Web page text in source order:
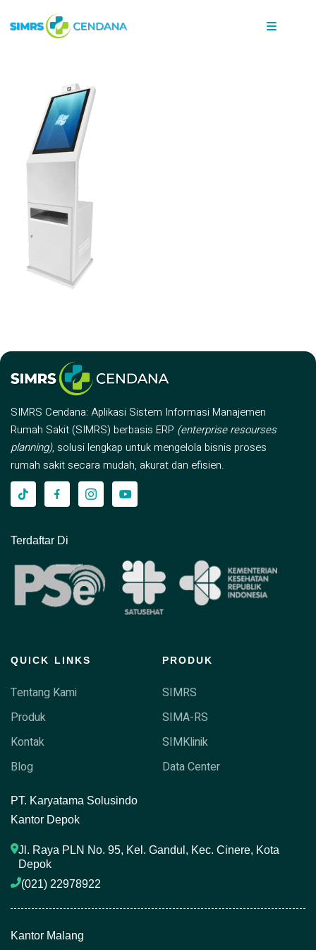
SIMRS Cendana: Aplikasi Sistem Informasi Manajemen
Rumah Sakit (SIMRS) berbasis ERP (enterprise resourses
planning), solusi lengkap untuk mengelola bisnis proses
rumah sakit secara mudah, akurat dan efisien.
Terdaftar Di
QUICK LINKS
Tentang Kami
Produk
Kontak
Blog
PRODUK
SIMRS
SIMA-RS
SIMKlinik
Data Center
PT. Karyatama Solusindo
Kantor Depok
Jl. Raya PLN No. 95, Kel. Gandul, Kec. Cinere, Kota
Depok
(021) 22978922
Kantor Malang